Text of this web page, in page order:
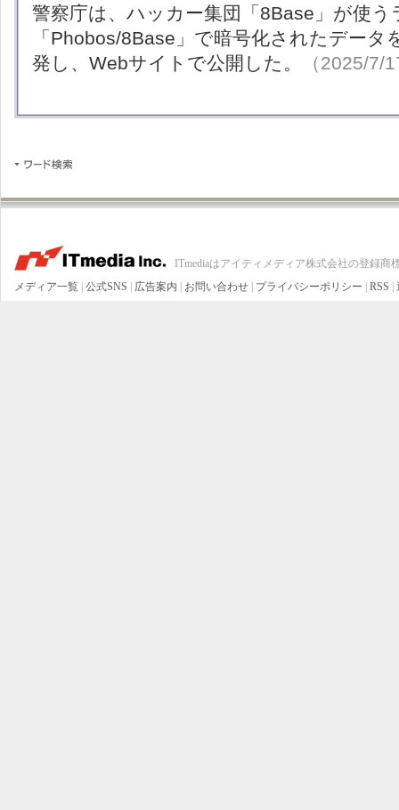
警察庁は、ハッカー集団「8Base」が使
「Phobos/8Base」で暗号化されたデータ
発し、Webサイトで公開した。
（2025/7/
ITmediaはアイティメディア株式会社の登録商
メディア一覧 | 公式SNS | 広告案内 | お問い合わせ | プライバシーポリシー | RSS |